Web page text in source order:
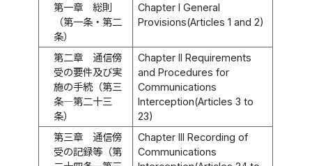
第一章 総則
（第一条・第二
条）
Chapter I General
Provisions(Articles 1 and 2)
第二章 通信傍
受の要件及び実
施の手続（第三
条―第二十三
条）
Chapter II Requirements
and Procedures for
Communications
Interception(Articles 3 to
23)
第三章 通信傍
受の記録等（第
Chapter III Recording of
Communications